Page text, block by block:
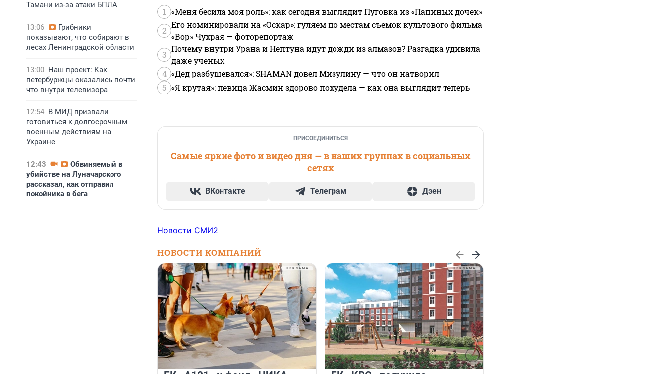
Тамани из-за атаки БПЛА
13:06
Грибники
показывают, что собирают в
лесах Ленинградской области
13:00 Наш проект: Как
петербуржцы оказались почти
что внутри телевизора
12:54 В МИД призвали
готовиться к долгосрочным
военным действиям на
Украине
12:43
Обвиняемый в
убийстве на Луначарского
рассказал, как отправил
покойника в бега
1 «Меня бесила моя роль»: как сегодня выглядит Пуговка из «Папиных дочек»
2
Его номинировали на «Оскар»: гуляем по местам съемок культового фильма
«Вор» Чухрая — фоторепортаж
3
Почему внутри Урана и Нептуна идут дожди из алмазов? Разгадка удивила
даже ученых
4 «Дед разбушевался»: SHAMAN довел Мизулину — что он натворил
5 «Я крутая»: певица Жасмин здорово похудела — как она выглядит теперь
ПРИСОЕДИНИТЬСЯ
Самые яркие фото и видео дня — в наших группах в социальных
сетях
ВКонтакте Телеграм Дзен
Новости СМИ2
НОВОСТИ КОМПАНИЙ